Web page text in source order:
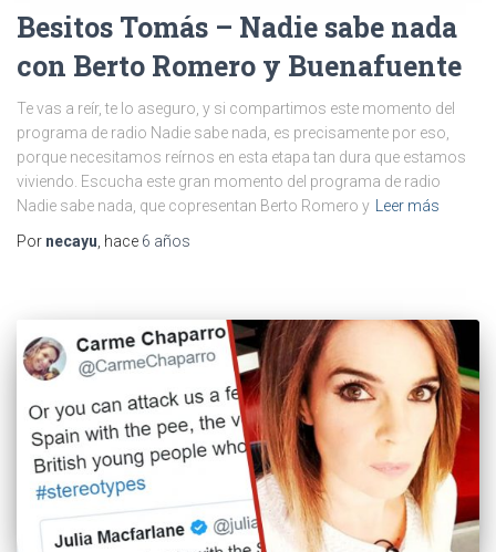
Besitos Tomás – Nadie sabe nada
con Berto Romero y Buenafuente
Te vas a reír, te lo aseguro, y si compartimos este momento del
programa de radio Nadie sabe nada, es precisamente por eso,
porque necesitamos reírnos en esta etapa tan dura que estamos
viviendo. Escucha este gran momento del programa de radio
Nadie sabe nada, que copresentan Berto Romero y
Leer más
Por necayu , hace 6 años